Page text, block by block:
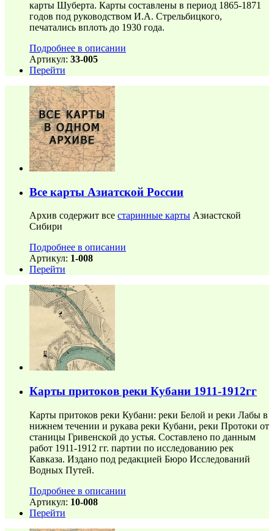
карты Шуберта. Карты составлены в период 1865-1871
годов под руководством И.А. Стрельбицкого,
печатались вплоть до 1930 года.
Подробнее в описании
Артикул: 33-005
Перейти
Все карты Азиатской России
Архив содержит все старинные карты Азиастской
Сибири
Подробнее в описании
Артикул: 1-008
Перейти
Карты притоков реки Кубани 1911-1912гг
Карты притоков реки Кубани: реки Белой и реки Лабы в
нижнем течении и рукава реки Кубани, реки Протоки от
станицы Гривенской до устья. Составлено по данным
работ 1911-1912 гг. партии по исследованию рек
Кавказа. Издано под редакцией Бюро Исследований
Водных Путей.
Подробнее в описании
Артикул: 10-008
Перейти